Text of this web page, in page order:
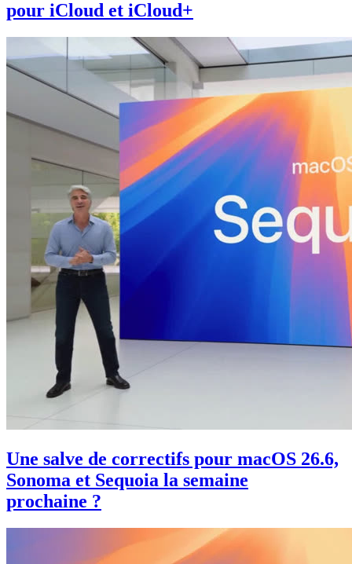
pour iCloud et iCloud+
Une salve de correctifs pour macOS 26.6,
Sonoma et Sequoia la semaine
prochaine ?